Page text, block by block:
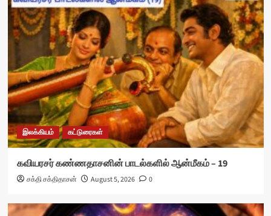
இலக்கியம் கட்டுரைகள்
கவியரசர் கண்ணதாசனின் பாடல்களில் ஆன்மீகம் – 19
சக்தி சக்திதாசன் August 5, 2026 0